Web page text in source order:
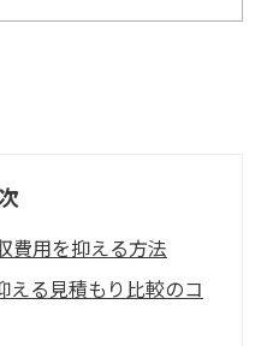
費用を抑える方法
える見積もり比較のコ